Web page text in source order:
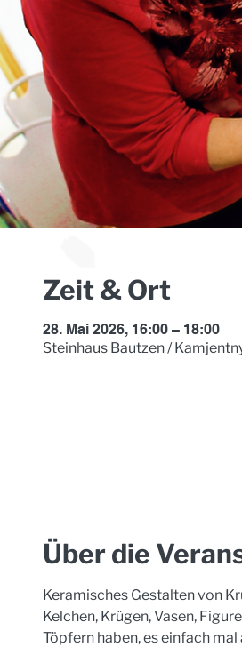
Zeit & Ort
28. Mai 2026, 16:00 – 18:00
Steinhaus Bautzen /
Über die
Keramisches Gestalten von
Kelchen, Krügen, Vasen,
Töpfern haben, es einfach